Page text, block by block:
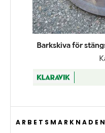
ARBETSMARKNADEN